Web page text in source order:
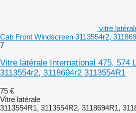
vitre
Cab Front Windscreen 3113554r2,
7
Vitre latérale International 475, 574
3113554r2, 3118694r2 3113554R1
75 €
Vitre latérale
3113554R1, 3113554R2, 3118694R1,